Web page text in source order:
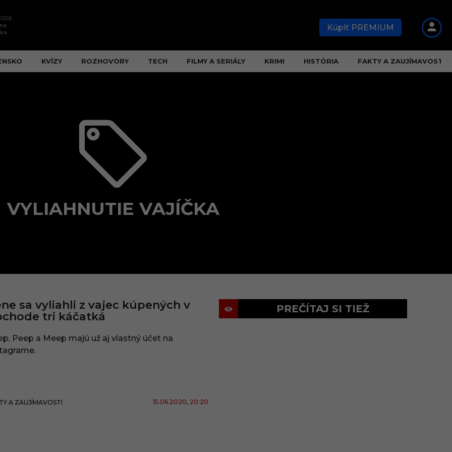
Kúpiť PREMIUM
KVÍZY ROZHOVORY TECH FILMY A SERIÁLY KRIMI HISTÓRIA FAKTY A ZAUJÍMAVOSTI
VYLIAHNUTIE VAJÍČKA
sa vyliahli z vajec kúpených v
tri káčatká
Peep a Meep majú už aj vlastný účet na
A ZAUJÍMAVOSTI 15.06.2020, 20:20
PREČÍTAJ SI TIEŽ